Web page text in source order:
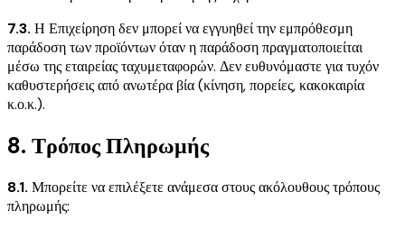
7.3. Η Επιχείρηση δεν μπορεί να εγγυηθεί την εμπρόθεσμη
παράδοση των προϊόντων όταν η παράδοση πραγματοποιείται
μέσω της εταιρείας ταχυμεταφορών. Δεν ευθυνόμαστε για τυχόν
καθυστερήσεις από ανωτέρα βία (κίνηση, πορείες, κακοκαιρία
κ.ο.κ.).
8. Τρόπος Πληρωμής
8.1. Μπορείτε να επιλέξετε ανάμεσα στους ακόλουθους τρόπους
πληρωμής: